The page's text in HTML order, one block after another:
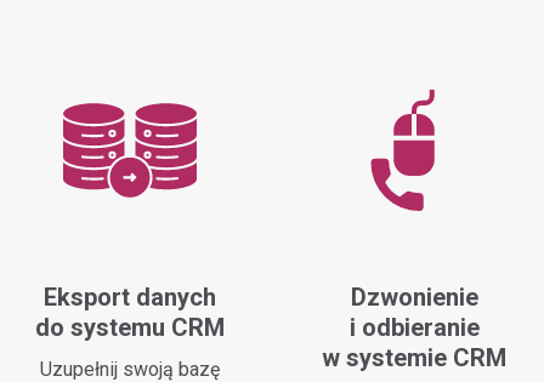
Eksport danych
do systemu CRM
Uzupełnij swoją bazę
Dzwonienie
i odbieranie
w systemie CRM